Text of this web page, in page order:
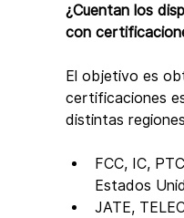
¿Cuentan los
con
El objetivo es
certificaciones
distintas
FCC, IC,
Estados
JATE,